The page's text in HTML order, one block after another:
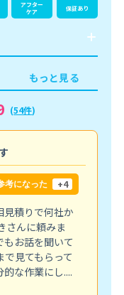
アフター
ケア
保証あり
もっと見る
(54件)
考になった +4
見積りで何社か
さんに頼みま
もお話を聞いて
見てもらって
な作業にし....